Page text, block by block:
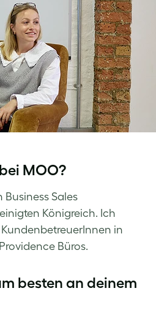
MOO?
Sales
Königreich. Ich
in
Büros.
besten an deinem